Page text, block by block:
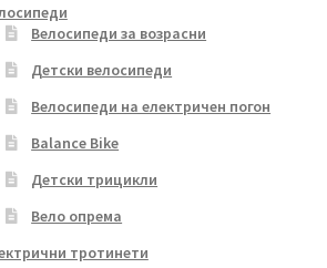
Велосипеди за возрасни
Детски велосипеди
Велосипеди на електричен погон
Balance Bike
Детски трицикли
Вело опрема
тротинети